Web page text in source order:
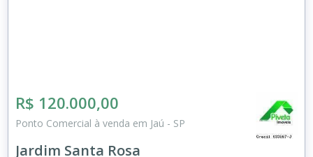
R$ 120.000,00
Ponto Comercial à venda em Jaú - SP
Jardim Santa Rosa